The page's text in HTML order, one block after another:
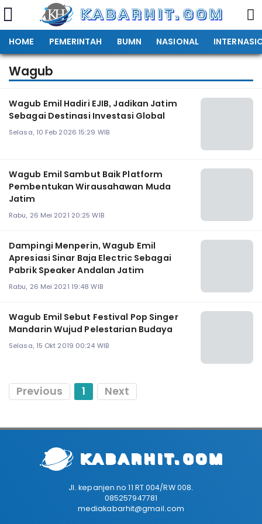
HOME PEMERINTAH BUMN NASIONAL
Wagub
Wagub Emil Hadiri EJIB, Jadikan Jatim
Sebagai Destinasi Investasi Global
Selasa, 10 Feb 2026 15:29 WIB
Wagub Emil Sambut Baik Platform
Pembentukan Wirausahawan Muda
Jatim
Rabu, 26 Mei 2021 20:25 WIB
Dampingi Menperin, Wagub Emil
Apresiasi Sinar Baja Electric Sebagai
Pabrik Speaker Andalan Jatim
Rabu, 26 Mei 2021 19:48 WIB
Wagub Emil Sebut Festival Pop Singer
Mandarin Wujud Pelestarian Budaya
Selasa, 15 Okt 2019 00:24 WIB
Previous 1 Next
Jl. kepanjen no 11 RT 004/RW 008.
085257947781
mediakabarhit@gmail.com